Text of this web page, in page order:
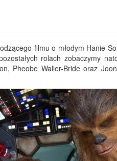
filmu o młodym Hanie
rolach zobaczymy
Pheobe Waller-Bride oraz